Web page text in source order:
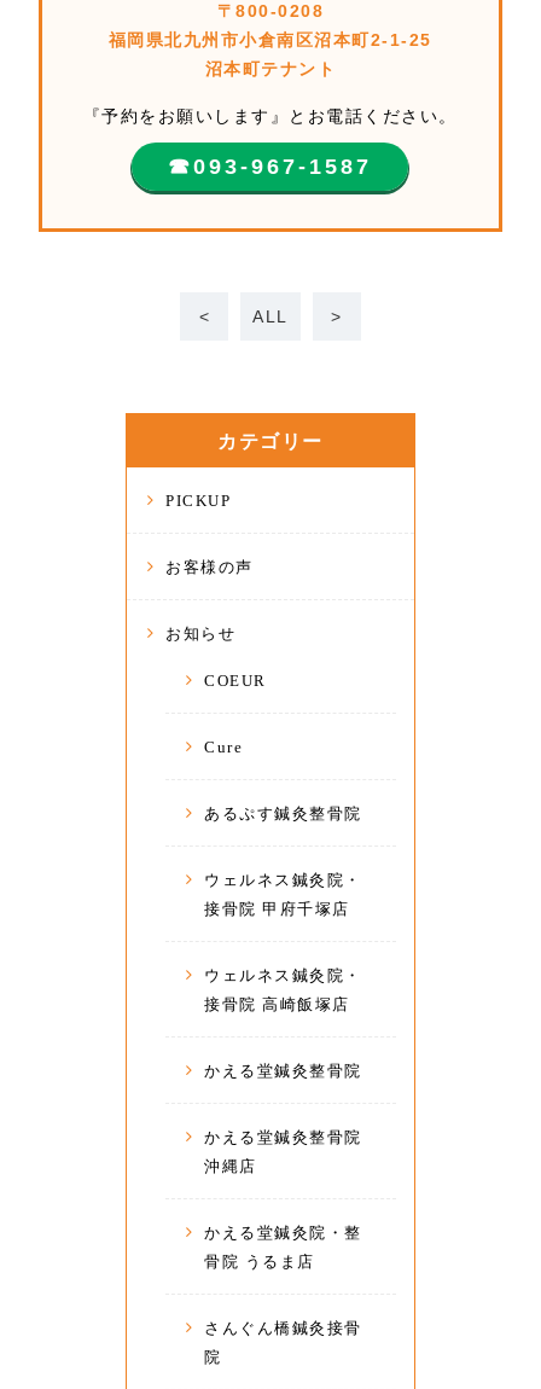
〒800-0208
福岡県北九州市小倉南区沼本町2-1-25
沼本町テナント
『予約をお願いします』とお電話ください。
☎︎093-967-1587
< ALL >
カテゴリー
PICKUP
お客様の声
お知らせ
COEUR
Cure
あるぷす鍼灸整骨院
ウェルネス鍼灸院・
接骨院 甲府千塚店
ウェルネス鍼灸院・
接骨院 高崎飯塚店
かえる堂鍼灸整骨院
かえる堂鍼灸整骨院
沖縄店
かえる堂鍼灸院・整
骨院 うるま店
さんぐん橋鍼灸接骨
院